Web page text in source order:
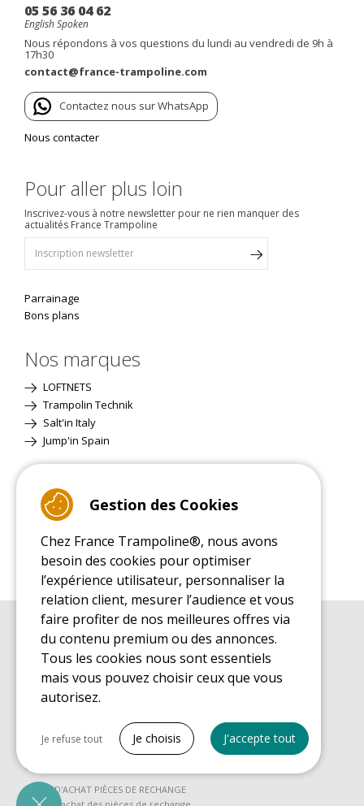
05 56 36 04 62
English Spoken
Nous répondons à vos questions du lundi au vendredi de 9h à
17h30
contact@france-trampoline.com
Contactez nous sur WhatsApp
Nous contacter
Pour aller plus loin
Inscrivez-vous à notre newsletter pour ne rien manquer des
actualités France Trampoline
Parrainage
Bons plans
Nos marques
LOFTNETS
Trampolin Technik
Salt'in Italy
Jump'in Spain
GUIDE D'ACHAT
Guide d'achat pour les trampolines de loisirs
GUIDE DE MONTAGE
Guide de montage pour les trampolines de loisirs
Guide d'entretien des trampolines de loisirs
Guide de découverte des trampolines de loisirs
GUIDE D'ACHAT PIÈCES DE RECHANGE
Guide d'achat des pièces de rechange
Gestion des Cookies
Chez France Trampoline®, nous avons
besoin des cookies pour optimiser
l’expérience utilisateur, personnaliser la
relation client, mesurer l’audience et vous
faire profiter de nos meilleures offres via
du contenu premium ou des annonces.
Tous les cookies nous sont essentiels
mais vous pouvez choisir ceux que vous
autorisez.
Cookies nécessaires
PrestaShop
Nécessaire au fonctionnement du site
Je refuse tout Je choisis J'accepte tout